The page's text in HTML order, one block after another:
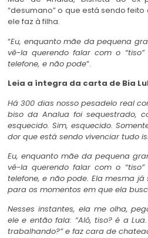
“desumano” o que está sendo
ele faz à filha.
“Eu, enquanto mãe da pequena
vê-la querendo falar com o
telefone, e não pode”.
Leia a íntegra da carta de Bia
Há 300 dias nosso pesadelo real
biso da Analua foi sequestrado,
esquecido. Sim, esquecido.
dor que está sendo vivenciar tudo
Eu, enquanto mãe da pequena
vê-la querendo falar com o
telefone, e não pode. Ela mesma já
para os momentos em que ela
Nesses instantes, ela me olha,
ele e então fala: “Alô, tiso? é a
trabalhando?” e faz cara de